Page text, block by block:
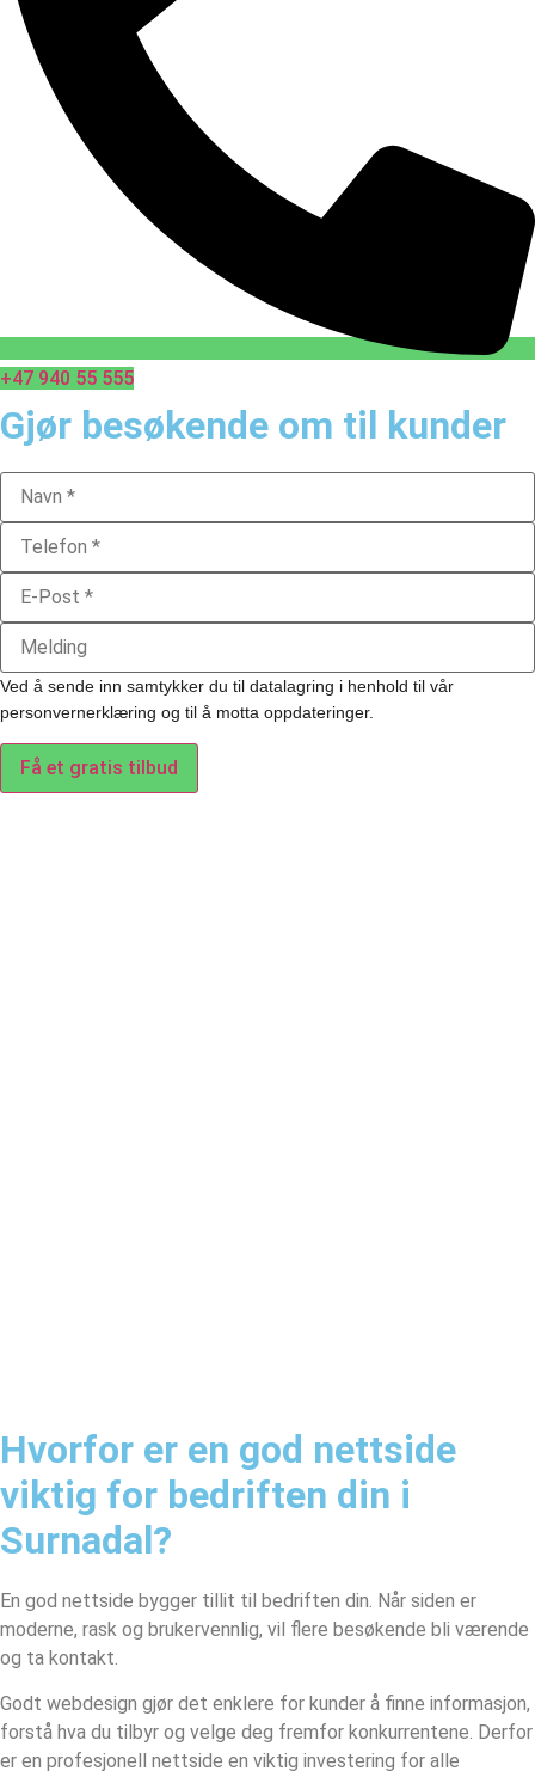
+47 940 55 555
Gjør besøkende om til kunder
Ved å sende inn samtykker du til datalagring i henhold til vår
personvernerklæring og til å motta oppdateringer.
Få et gratis tilbud
Hvorfor er en god nettside
viktig for bedriften din i
Surnadal?
En god nettside bygger tillit til bedriften din. Når siden er
moderne, rask og brukervennlig, vil flere besøkende bli værende
og ta kontakt.
Godt webdesign gjør det enklere for kunder å finne informasjon,
forstå hva du tilbyr og velge deg fremfor konkurrentene. Derfor
er en profesjonell nettside en viktig investering for alle